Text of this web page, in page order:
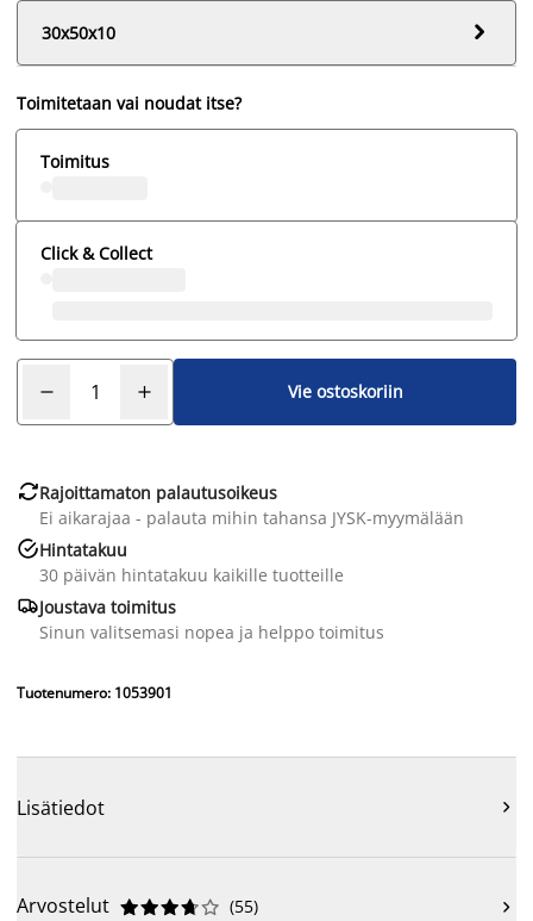
30x50x10

Toimitetaan vai noudat itse?
Toimitus
Click & Collect
Vie ostoskoriin
Rajoittamaton palautusoikeus
Ei aikarajaa - palauta mihin tahansa JYSK-myymälään
Hintatakuu
30 päivän hintatakuu kaikille tuotteille
Joustava toimitus
Sinun valitsemasi nopea ja helppo toimitus
Tuotenumero: 1053901
Lisätiedot 
Arvostelut 




 (55) 